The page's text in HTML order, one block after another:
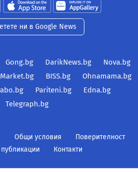
ни в Google News
Gong.bg DarikNews.bg
Nova.bg
BISS.bg
Ohnamama.bg
Pariteni.bg
Edna.bg
Telegraph.bg
Общи условия
Поверителност
Контакти